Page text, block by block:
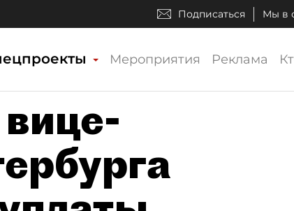
Подписаться Мы в
Мероприятия Реклама